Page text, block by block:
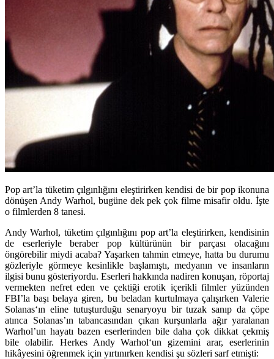
Pop art’la tüketim çılgınlığını eleştirirken kendisi de bir pop ikonuna
dönüşen Andy Warhol, bugüne dek pek çok filme misafir oldu. İşte
o filmlerden 8 tanesi.
Andy Warhol, tüketim çılgınlığını pop art’la eleştirirken, kendisinin
de eserleriyle beraber pop kültürünün bir parçası olacağını
öngörebilir miydi acaba? Yaşarken tahmin etmeye, hatta bu durumu
gözleriyle görmeye kesinlikle başlamıştı, medyanın ve insanların
ilgisi bunu gösteriyordu. Eserleri hakkında nadiren konuşan, röportaj
vermekten nefret eden ve çektiği erotik içerikli filmler yüzünden
FBI’la başı belaya giren, bu beladan kurtulmaya çalışırken Valerie
Solanas‘ın eline tutuşturduğu senaryoyu bir tuzak sanıp da çöpe
atınca Solanas’ın tabancasından çıkan kurşunlarla ağır yaralanan
Warhol’un hayatı bazen eserlerinden bile daha çok dikkat çekmiş
bile olabilir. Herkes Andy Warhol‘un gizemini arar, eserlerinin
hikâyesini öğrenmek için yırtınırken kendisi şu sözleri sarf etmişti: